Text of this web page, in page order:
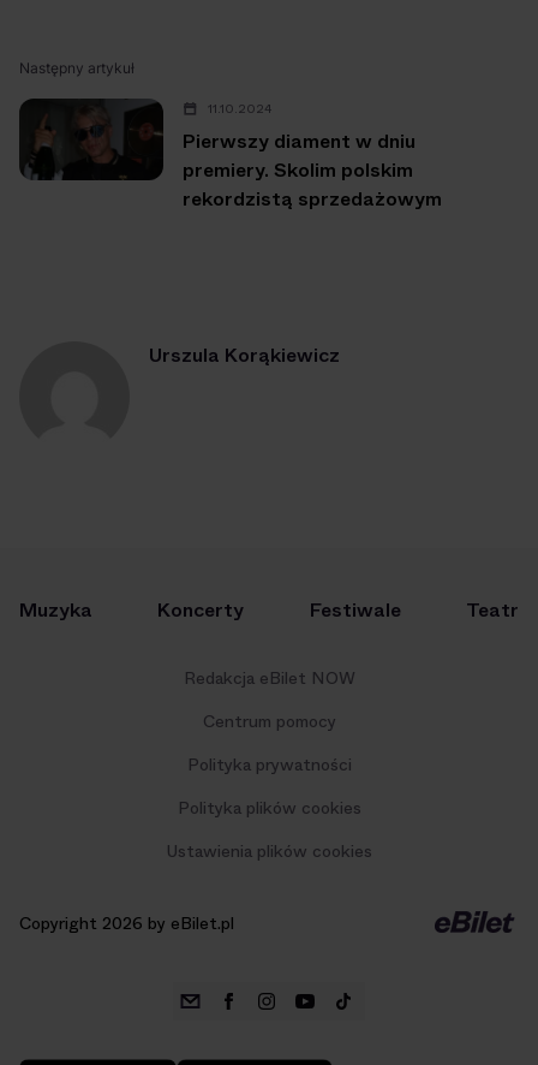
Następny artykuł
11.10.2024
Pierwszy diament w dniu
premiery. Skolim polskim
rekordzistą sprzedażowym
Urszula Korąkiewicz
Muzyka Koncerty Festiwale Teatr
Redakcja eBilet NOW
Centrum pomocy
Polityka prywatności
Polityka plików cookies
Ustawienia plików cookies
Copyright 2026 by eBilet.pl